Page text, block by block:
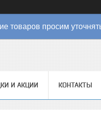
товаров просим
И АКЦИИ КОНТАКТЫ